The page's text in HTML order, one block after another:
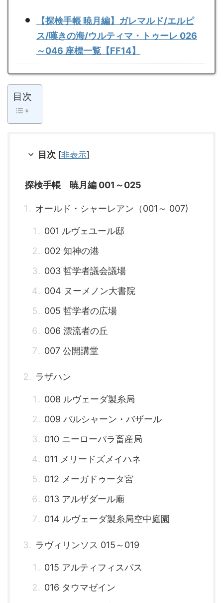
【探検手帳 暁月編】ガレマルド/エルピ
ス/嘆きの海/ウルティマ・トゥーレ 026
～046 座標一覧【FF14】
目次
目次 [非表示]
探検手帳 暁月編 001～025
オールド・シャーレアン（001～ 007)
001 ルヴェユール邸
002 知神の港
003 哲学者議会議場
004 ヌーメノン大書院
005 哲学者の広場
006 漂流者の丘
007 公開講堂
ラザハン
008 ルヴェーダ製糸局
009 バルシャーン・バザール
010 ニーローパラ畜産局
011 メリードズメイハネ
012 メーガドゥータ宮
013 アルザダール廟
014 ルヴェーダ製糸局空中庭園
ラヴィリンソス 015～019
015 アルティフィスパス
016 タウマゼイン